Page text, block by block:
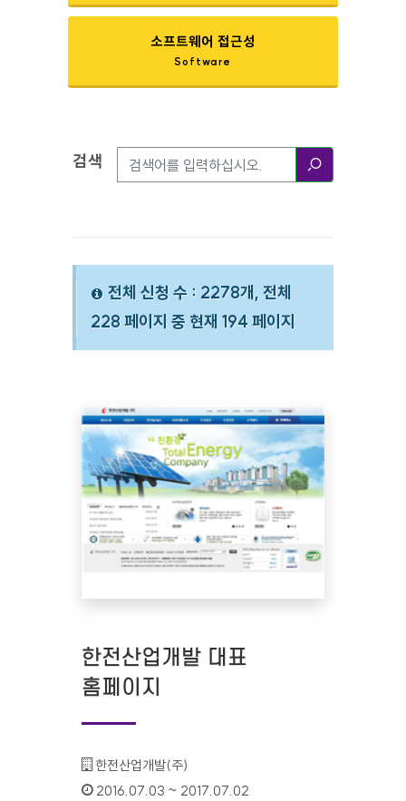
소프트웨어 접근성
Software
검색옵션
검색
전체 신청 수 : 2278개, 전체
228 페이지 중 현재 194 페이지
한전산업개발 대표
홈페이지
기관명 :
한전산업개발(주)
인증기간 :
2016.07.03 ~ 2017.07.02